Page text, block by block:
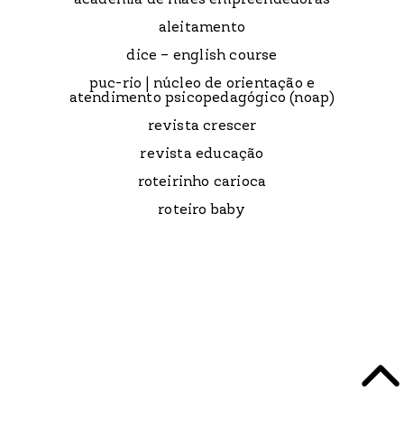
aleitamento
dice – english course
puc-rio | núcleo de orientação e
atendimento psicopedagógico (noap)
revista crescer
revista educação
roteirinho carioca
roteiro baby